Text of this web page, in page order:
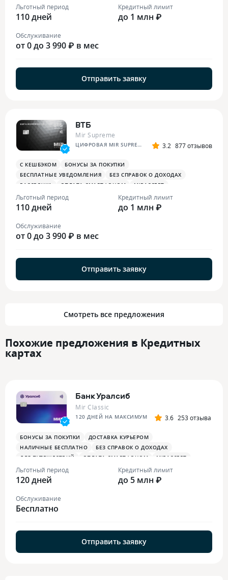
БИЗНЕС-ЗАЛЫ
БЕСПЛАТНАЯ ТУРИСТИЧЕСКАЯ СТРАХОВКА
БОНУСЫ В СУПЕРМАРКЕТАХ
БОНУСЫ ЗА РАЗВЛЕЧЕНИЯ
Льготный период
110 дней
Кредитный лимит
до 1 млн ₽
Обслуживание
от 0 до 3 990 ₽ в мес
Отправить заявку
ВТБ
Mir Supreme
ЦИФРОВАЯ MIR SUPREME 3.2 877 отзывов
С КЕШБЭКОМ
БОНУСЫ ЗА ПОКУПКИ
БЕСПЛАТНЫЕ УВЕДОМЛЕНИЯ
БЕЗ СПРАВОК О ДОХОДАХ
РАССРОЧКА
ОПЛАТА СМАРТФОНОМ
MIRACCEPT
БИЗНЕС-ЗАЛЫ
БЕСПЛАТНАЯ ТУРИСТИЧЕСКАЯ СТРАХОВКА
БОНУСЫ В СУПЕРМАРКЕТАХ
БОНУСЫ ЗА РАЗВЛЕЧЕНИЯ
Льготный период
110 дней
Кредитный лимит
до 1 млн ₽
Обслуживание
от 0 до 3 990 ₽ в мес
Отправить заявку
Смотреть все предложения
Похожие предложения в Кредитных
картах
Банк Уралсиб
Mir Classic
120 ДНЕЙ НА МАКСИМУМ 3.6 253 отзыва
БОНУСЫ ЗА ПОКУПКИ
ДОСТАВКА КУРЬЕРОМ
НАЛИЧНЫЕ БЕСПЛАТНО
БЕЗ СПРАВОК О ДОХОДАХ
ДЛЯ ПУТЕШЕСТВИЙ
ОПЛАТА СМАРТФОНОМ MIRACCEPT
Льготный период
120 дней
Кредитный лимит
до 5 млн ₽
Обслуживание
Бесплатно
Отправить заявку